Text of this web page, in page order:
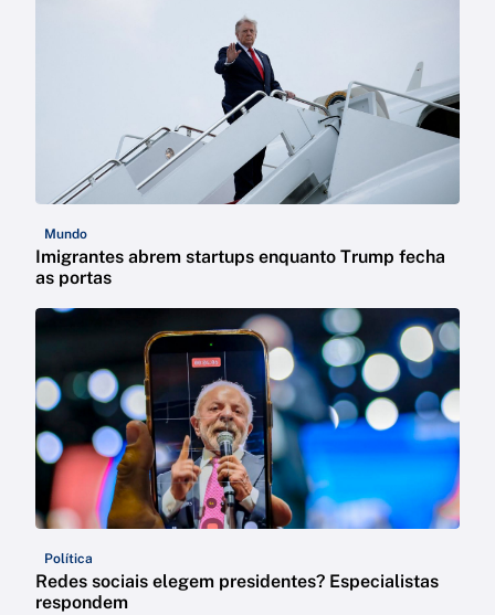
Mundo
Imigrantes abrem startups enquanto Trump fecha
as portas
Política
Redes sociais elegem presidentes? Especialistas
respondem